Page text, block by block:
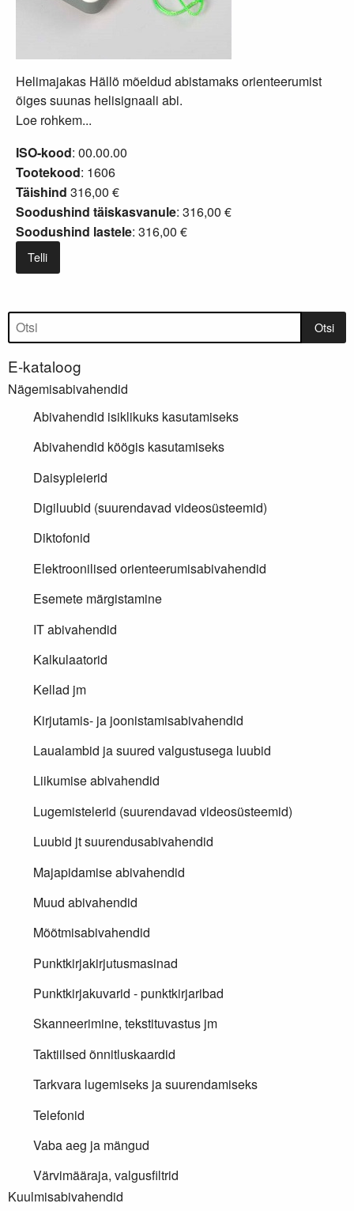
Helimajakas Hällö mõeldud abistamaks orienteerumist
õiges suunas helisignaali abi.
Loe rohkem...
ISO-kood: 00.00.00
Tootekood: 1606
Täishind 316,00 €
Soodushind täiskasvanule: 316,00 €
Soodushind lastele: 316,00 €
Telli
Tootepuu Otsi
E-kataloog
Nägemisabivahendid
Abivahendid isiklikuks kasutamiseks
Abivahendid köögis kasutamiseks
Daisypleierid
Digiluubid (suurendavad videosüsteemid)
Diktofonid
Elektroonilised orienteerumisabivahendid
Esemete märgistamine
IT abivahendid
Kalkulaatorid
Kellad jm
Kirjutamis- ja joonistamisabivahendid
Laualambid ja suured valgustusega luubid
Liikumise abivahendid
Lugemistelerid (suurendavad videosüsteemid)
Luubid jt suurendusabivahendid
Majapidamise abivahendid
Muud abivahendid
Mõõtmisabivahendid
Punktkirjakirjutusmasinad
Punktkirjakuvarid - punktkirjaribad
Skanneerimine, tekstituvastus jm
Taktiilsed õnnitluskaardid
Tarkvara lugemiseks ja suurendamiseks
Telefonid
Vaba aeg ja mängud
Värvimääraja, valgusfiltrid
Kuulmisabivahendid